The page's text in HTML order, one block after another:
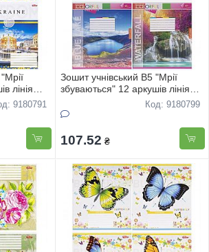
лінія
9180791
Зошит учнівський В5 "Мрії
збуваються" 12 аркушів лінія
"Природа" 3706 20штКод: 9180799
107.52 ₴